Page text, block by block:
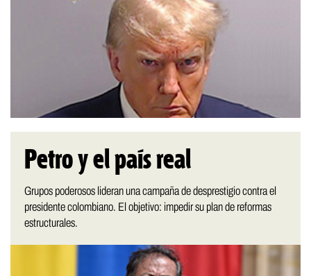
Petro y el país real
Grupos poderosos lideran una campaña de desprestigio contra el
presidente colombiano. El objetivo: impedir su plan de reformas
estructurales.